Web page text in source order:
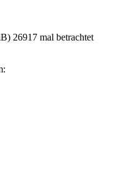
26917 mal betrachtet